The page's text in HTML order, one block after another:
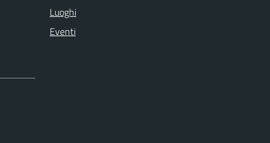
Luoghi
Eventi